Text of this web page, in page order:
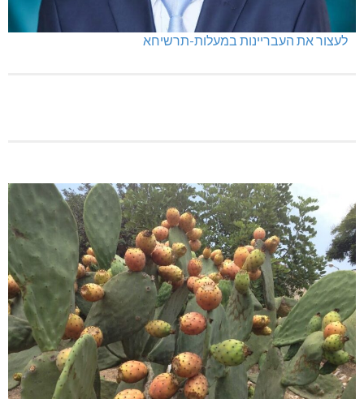
לעצור את העבריינות במעלות-תרשיחא